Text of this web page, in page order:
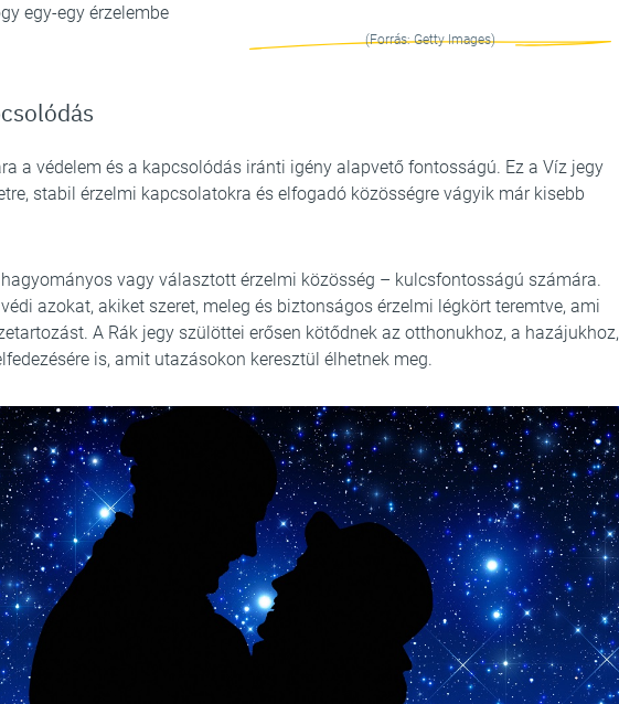
(Forrás: Getty Images)
egy-egy érzelembe
a védelem és a kapcsolódás iránti igény alapvető fontosságú. Ez a Víz jegy
stabil érzelmi kapcsolatokra és elfogadó közösségre vágyik már kisebb
vagy választott érzelmi közösség – kulcsfontosságú számára.
azokat, akiket szeret, meleg és biztonságos érzelmi légkört teremtve, ami
A Rák jegy szülöttei erősen kötődnek az otthonukhoz, a hazájukhoz,
is, amit utazásokon keresztül élhetnek meg.